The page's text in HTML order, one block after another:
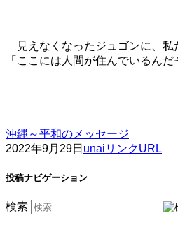
見えなくなったジュゴンに、私
「ここには人間が住んでいるん
沖縄～平和のメッセージ
2022年9月29日 unai リンクURL
投稿ナビゲーション
検索